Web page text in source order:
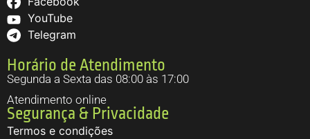
YouTube
Telegram
Horário de Atendimento
Segunda a Sexta das 08:00 às 17:00
Atendimento online
Segurança & Privacidade
Termos e condições